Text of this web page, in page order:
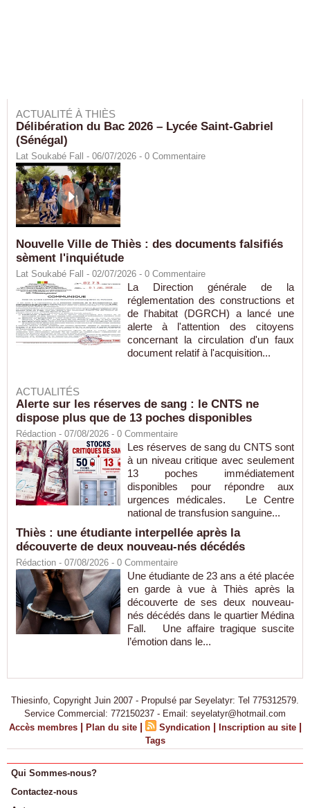
ACTUALITÉ À THIÈS
Délibération du Bac 2026 – Lycée Saint-Gabriel
(Sénégal)
Lat Soukabé Fall - 06/07/2026 - 0 Commentaire
Nouvelle Ville de Thiès : des documents falsifiés
sèment l'inquiétude
Lat Soukabé Fall - 02/07/2026 - 0 Commentaire
La Direction générale de la
réglementation des constructions et
de l'habitat (DGRCH) a lancé une
alerte à l'attention des citoyens
concernant la circulation d'un faux
document relatif à l'acquisition...
ACTUALITÉS
Alerte sur les réserves de sang : le CNTS ne
dispose plus que de 13 poches disponibles
Rédaction - 07/08/2026 - 0 Commentaire
Les réserves de sang du CNTS sont
à un niveau critique avec seulement
13 poches immédiatement
disponibles pour répondre aux
urgences médicales. Le Centre
national de transfusion sanguine...
Thiès : une étudiante interpellée après la
découverte de deux nouveau-nés décédés
Rédaction - 07/08/2026 - 0 Commentaire
Une étudiante de 23 ans a été placée
en garde à vue à Thiès après la
découverte de ses deux nouveau-
nés décédés dans le quartier Médina
Fall. Une affaire tragique suscite
l’émotion dans le...
Thiesinfo, Copyright Juin 2007 - Propulsé par Seyelatyr: Tel 775312579.
Service Commercial: 772150237 - Email: seyelatyr@hotmail.com
Accès membres | Plan du site | Syndication | Inscription au site |
Tags
Qui Sommes-nous?
Contactez-nous